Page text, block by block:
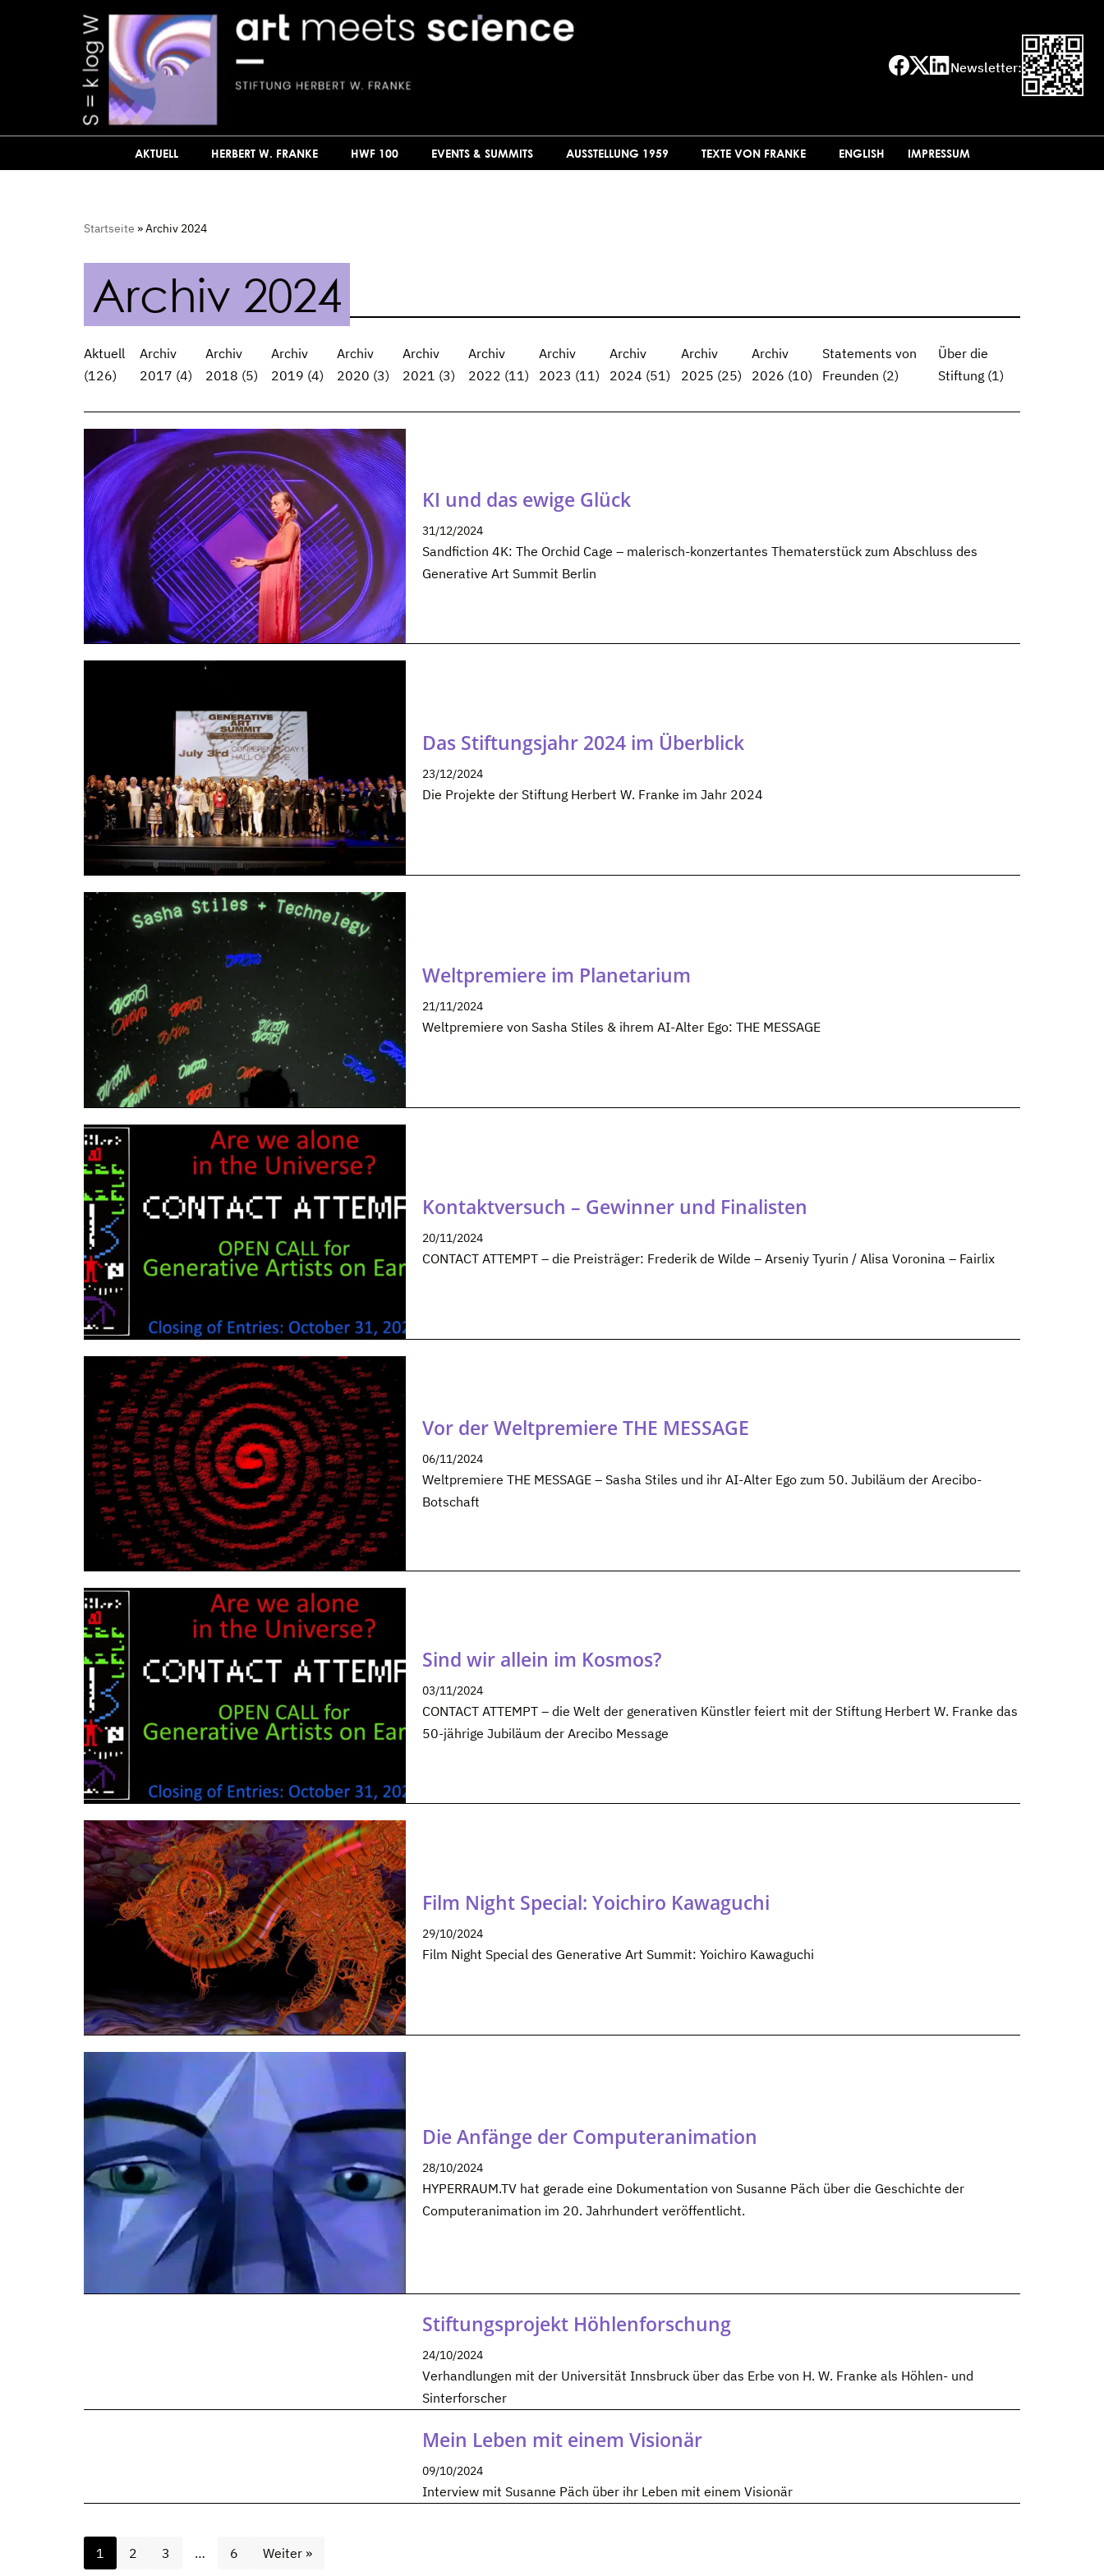
Newsletter:
AKTUELL HERBERT W. FRANKE HWF 100 EVENTS & SUMMITS AUSSTELLUNG 1959 TEXTE VON FRANKE ENGLISH IMPRESSUM
Startseite »Archiv 2024
Archiv 2024
Aktuell
(126)
Archiv
2017 (4)
Archiv
2018 (5)
Archiv
2019 (4)
Archiv
2020 (3)
Archiv
2021 (3)
Archiv
2022 (11)
Archiv
2023 (11)
Archiv
2024 (51)
Archiv
2025 (25)
Archiv
2026 (10)
Statements von
Freunden (2)
Über die
Stiftung (1)
KI und das ewige Glück
31/12/2024
Sandfiction 4K: The Orchid Cage – malerisch-konzertantes Thematerstück zum Abschluss des
Generative Art Summit Berlin
Das Stiftungsjahr 2024 im Überblick
23/12/2024
Die Projekte der Stiftung Herbert W. Franke im Jahr 2024
Weltpremiere im Planetarium
21/11/2024
Weltpremiere von Sasha Stiles & ihrem AI-Alter Ego: THE MESSAGE
Kontaktversuch – Gewinner und Finalisten
20/11/2024
CONTACT ATTEMPT – die Preisträger: Frederik de Wilde – Arseniy Tyurin / Alisa Voronina – Fairlix
Vor der Weltpremiere THE MESSAGE
06/11/2024
Weltpremiere THE MESSAGE – Sasha Stiles und ihr AI-Alter Ego zum 50. Jubiläum der Arecibo-
Botschaft
Sind wir allein im Kosmos?
03/11/2024
CONTACT ATTEMPT – die Welt der generativen Künstler feiert mit der Stiftung Herbert W. Franke das
50-jährige Jubiläum der Arecibo Message
Film Night Special: Yoichiro Kawaguchi
29/10/2024
Film Night Special des Generative Art Summit: Yoichiro Kawaguchi
Die Anfänge der Computeranimation
28/10/2024
HYPERRAUM.TV hat gerade eine Dokumentation von Susanne Päch über die Geschichte der
Computeranimation im 20. Jahrhundert veröffentlicht.
Stiftungsprojekt Höhlenforschung
24/10/2024
Verhandlungen mit der Universität Innsbruck über das Erbe von H. W. Franke als Höhlen- und
Sinterforscher
Mein Leben mit einem Visionär
09/10/2024
Interview mit Susanne Päch über ihr Leben mit einem Visionär
1 2 3 … 6 Weiter »